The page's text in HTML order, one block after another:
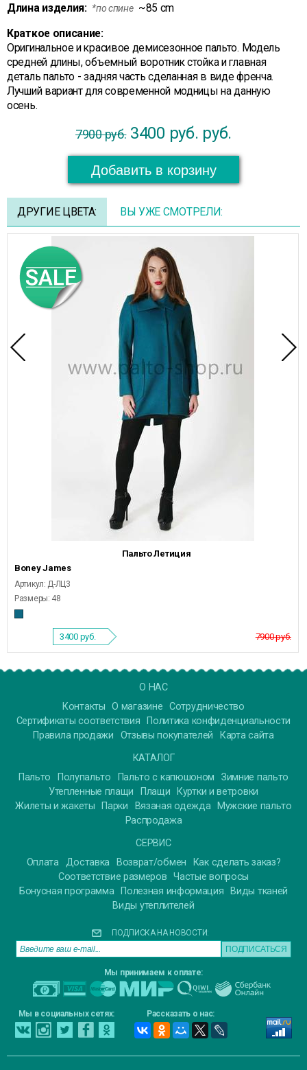
Длина изделия: *по спине ~85 cm
Краткое описание:
Оригинальное и красивое демисезонное пальто. Модель
средней длины, объемный воротник стойка и главная
деталь пальто - задняя часть сделанная в виде френча.
Лучший вариант для современной модницы на данную
осень.
7900 руб. 3400 руб. руб.
Добавить в корзину
ДРУГИЕ ЦВЕТА: ВЫ УЖЕ СМОТРЕЛИ:
Пальто Летиция
Boney James
Артикул: Д-ЛЦ3
Размеры: 48
7900 руб.
3400 руб.
О НАС
Контакты
О магазине Сотрудничество
Сертификаты соответствия
Политика конфиденциальности
Правила продажи
Отзывы покупателей
Карта сайта
КАТАЛОГ
Пальто
Полупальто Пальто с капюшоном
Зимние пальто
Утепленные плащи
Плащи
Куртки и ветровки
Жилеты и жакеты
Парки Вязаная одежда
Мужские пальто
Распродажа
СЕРВИС
Оплата Доставка Возврат/обмен
Как сделать заказ?
Соответствие размеров
Частые вопросы
Бонусная программа
Полезная информация
Виды тканей
Виды утеплителей
ПОДПИСКА НА НОВОСТИ:
Мы принимаем к оплате:
Мы в социальных сетях: Рассказать о нас: